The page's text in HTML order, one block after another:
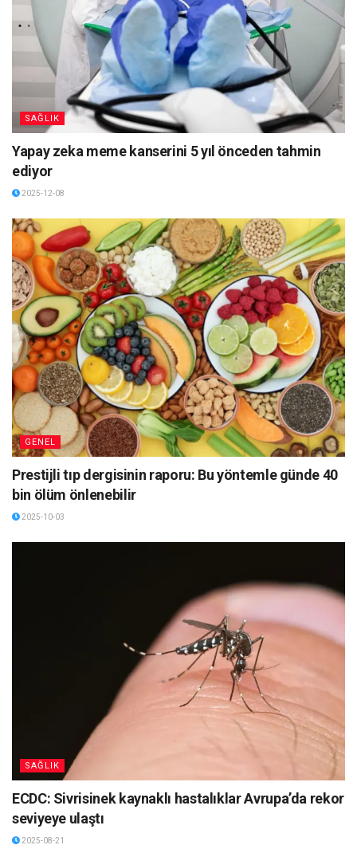
SAĞLIK
Yapay zeka meme kanserini 5 yıl önceden tahmin
ediyor
2025-12-08
GENEL
Prestijli tıp dergisinin raporu: Bu yöntemle günde 40
bin ölüm önlenebilir
2025-10-03
SAĞLIK
ECDC: Sivrisinek kaynaklı hastalıklar Avrupa’da rekor
seviyeye ulaştı
2025-08-21